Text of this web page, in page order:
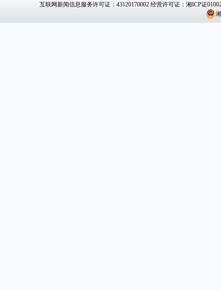
互联网新闻信息服务许可证：43120170002经营许可证：湘ICP证